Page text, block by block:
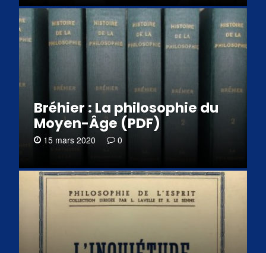
Bréhier : La philosophie du
Moyen-Âge (PDF)
15 mars 2020 0